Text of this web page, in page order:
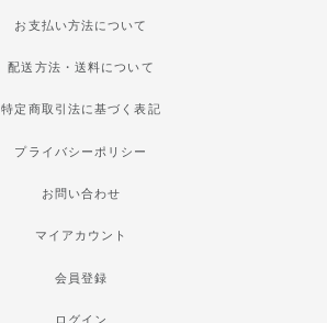
お支払い方法について
配送方法・送料について
特定商取引法に基づく表記
プライバシーポリシー
お問い合わせ
マイアカウント
会員登録
ログイン